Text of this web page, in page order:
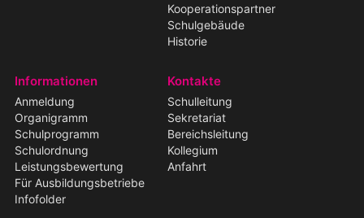
Kooperationspartner
Schulgebäude
Historie
Informationen
Anmeldung
Organigramm
Schulprogramm
Schulordnung
Leistungsbewertung
Für Ausbildungsbetriebe
Infofolder
Kontakte
Schulleitung
Sekretariat
Bereichsleitung
Kollegium
Anfahrt